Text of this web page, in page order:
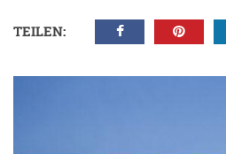
TEILEN: